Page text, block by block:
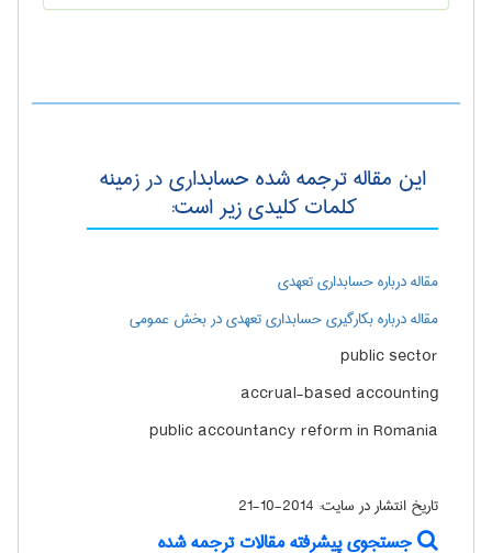
این مقاله ترجمه شده حسابداری در زمینه
کلمات کلیدی زیر است:
مقاله درباره حسابداری تعهدی
مقاله درباره بکارگیری حسابداری تعهدی در بخش عمومی
public sector
accrual-based accounting
public accountancy reform in Romania
تاریخ انتشار در سایت: 2014-10-21
جستجوی پیشرفته مقالات ترجمه شده